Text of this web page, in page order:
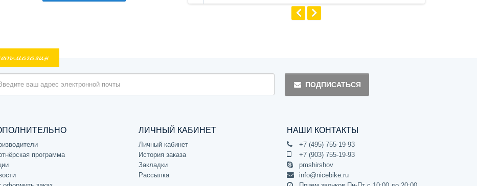
магазин
ПОДПИСАТЬСЯ
программа
ЛИЧНЫЙ КАБИНЕТ
Личный кабинет
История заказа
Закладки
Рассылка
НАШИ КОНТАКТЫ
+7 (495) 755-19-93
+7 (903) 755-19-93
pmshirshov
info@nicebike.ru